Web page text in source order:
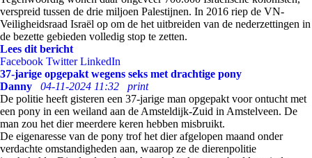
verspreid tussen de drie miljoen Palestijnen. In 2016 riep de VN-
Veiligheidsraad Israël op om de het uitbreiden van de nederzettingen in
de bezette gebieden volledig stop te zetten.
Lees dit bericht
Facebook Twitter LinkedIn
37-jarige opgepakt wegens seks met drachtige pony
Danny
04-11-2024 11:32
print
De politie heeft gisteren een 37-jarige man opgepakt voor ontucht met
een pony in een weiland aan de Amsteldijk-Zuid in Amstelveen. De
man zou het dier meerdere keren hebben misbruikt.
De eigenaresse van de pony trof het dier afgelopen maand onder
verdachte omstandigheden aan, waarop ze de dierenpolitie